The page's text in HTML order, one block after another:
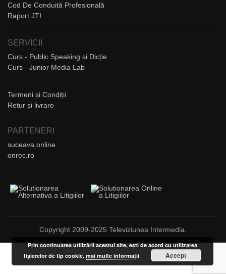
Cod De Conduită Profesională
Raport JTI
SERVICII
Curs - Public Speaking și Dicție
Curs - Junior Media Lab
Termeni și Condiții
Retur și livrare
PARTENERI
suceava.online
onrec.ro
Copyright 2009-2025 Televiziunea Intermedia.
Prin continuarea utilizării acestui site, ești de acord cu utilizarea
fișierelor de tip cookie. mai multe informații Accept